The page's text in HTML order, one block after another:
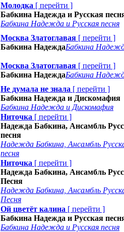
Молодка [ перейти ]
Бабкина Надежда и Русская
Бабкина Надежда и Русская песня
Москва Златоглавая [ перейти ]
Бабкина НадеждаБабкина
Москва Златоглавая [ перейти ]
Бабкина НадеждаБабкина
Не думала не знала [ перейти ]
Бабкина Надежда и Дискомафия
Бабкина Надежда и Дискомафия
Ниточка [ перейти ]
Надежда Бабкина, Ансамбль
песня
Надежда Бабкина, Ансамбль
песня
Ниточка [ перейти ]
Надежда Бабкина, Ансамбль
Песня
Надежда Бабкина, Ансамбль
Песня
Ой цветёт калина [ перейти ]
Бабкина Надежда и Русская
Бабкина Надежда и Русская песня